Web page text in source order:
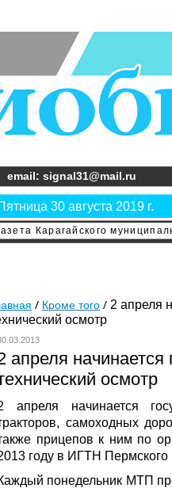
Карагайского
30 августа 2019 г.
email: signal31@mail.ru
Кроме того
2 апреля
осмотр
апреля начинается
осмотр
апреля начинается
самоходных
прицепов к ним по
году в ИГТН
понедельник МТП